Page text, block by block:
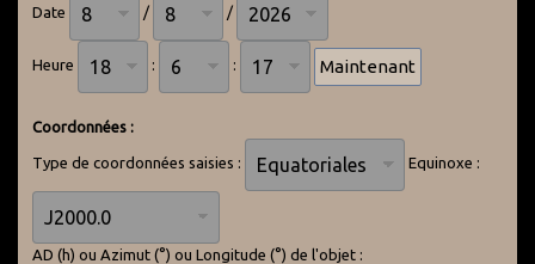
Date / /
Heure : :
Coordonnées :
Type de coordonnées saisies : Equinoxe :
AD (h) ou Azimut (°) ou Longitude (°) de l'objet :